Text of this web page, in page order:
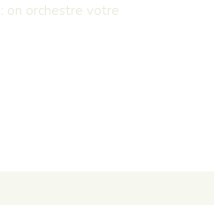
on orchestre votre